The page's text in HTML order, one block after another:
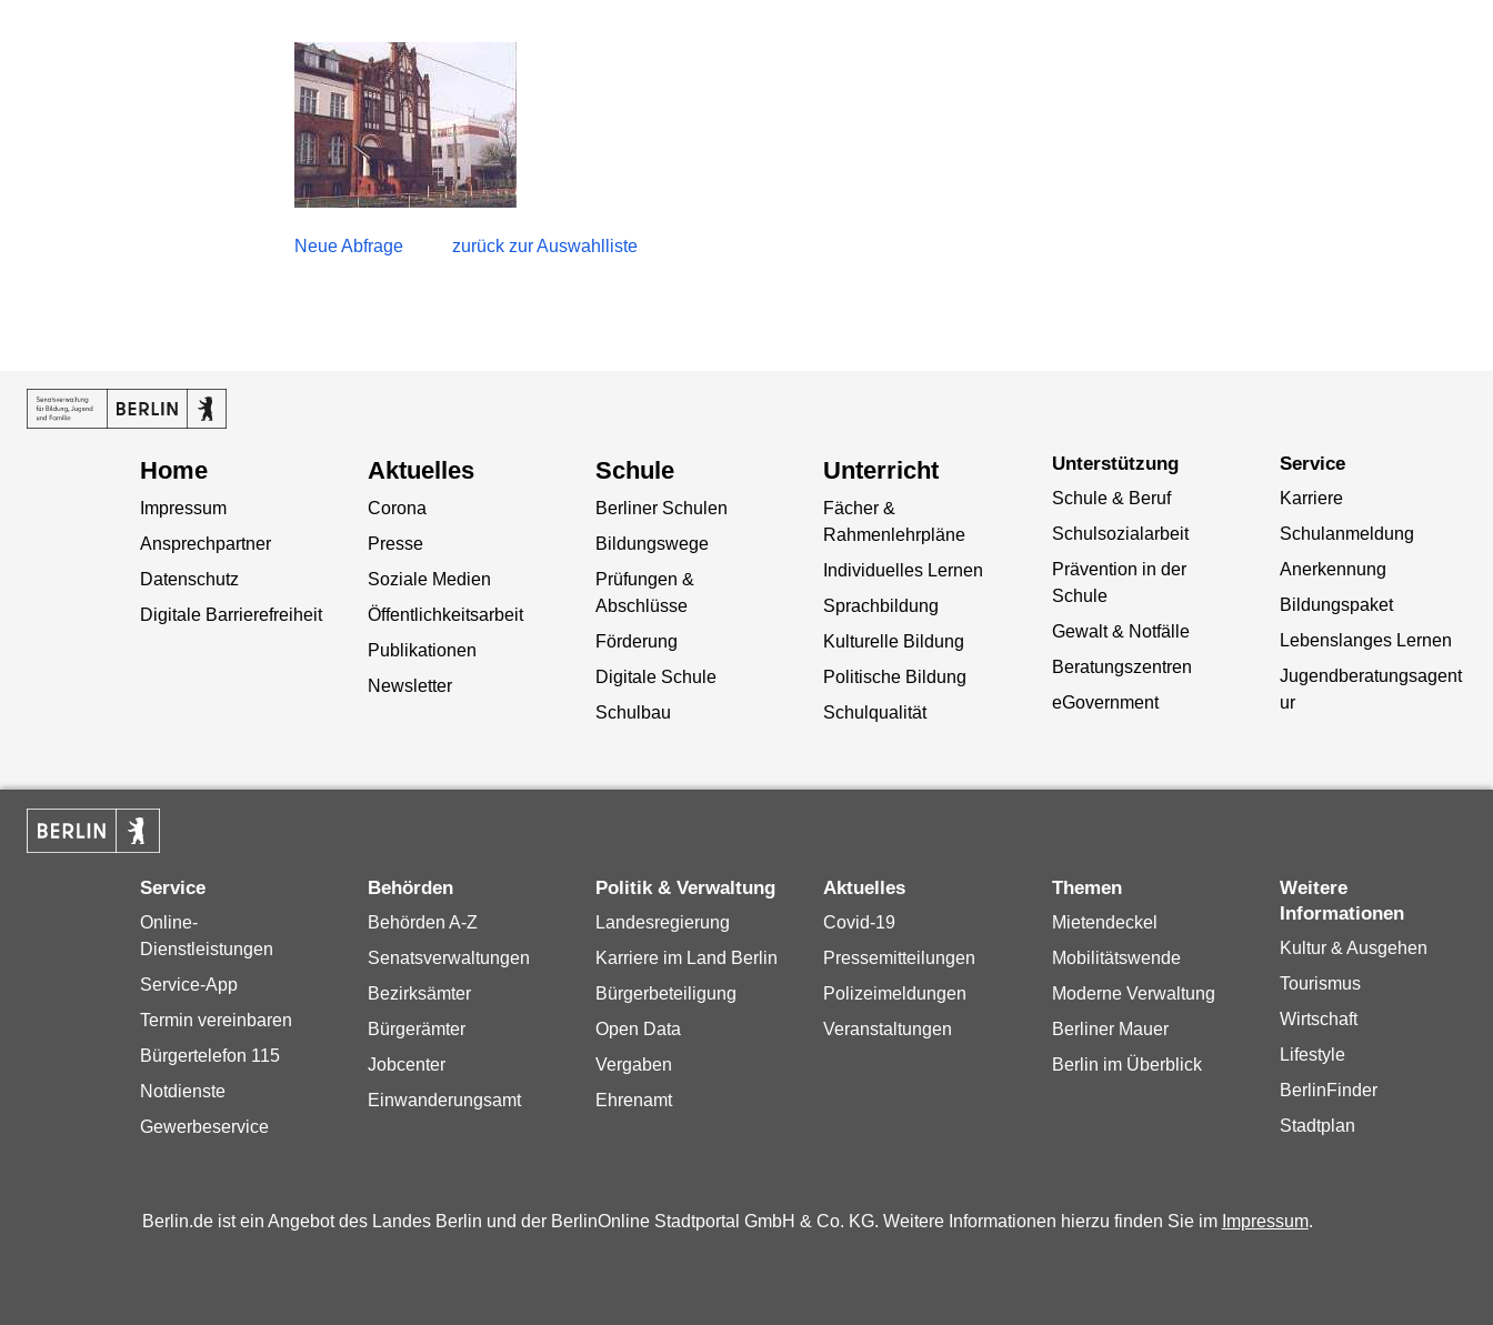
Neue Abfrage zurück zur Auswahlliste
Home
Impressum
Ansprechpartner
Datenschutz
Digitale Barrierefreiheit
Aktuelles
Corona
Presse
Soziale Medien
Öffentlichkeitsarbeit
Publikationen
Newsletter
Schule
Berliner Schulen
Bildungswege
Prüfungen &
Abschlüsse
Förderung
Digitale Schule
Schulbau
Unterricht
Fächer &
Rahmenlehrpläne
Individuelles Lernen
Sprachbildung
Kulturelle Bildung
Politische Bildung
Schulqualität
Unterstützung
Schule & Beruf
Schulsozialarbeit
Prävention in der
Schule
Gewalt & Notfälle
Beratungszentren
eGovernment
Service
Karriere
Schulanmeldung
Anerkennung
Bildungspaket
Lebenslanges Lernen
Jugendberatungsagent
ur
Service
Online-
Dienstleistungen
Service-App
Termin vereinbaren
Bürgertelefon 115
Notdienste
Gewerbeservice
Behörden
Behörden A-Z
Senatsverwaltungen
Bezirksämter
Bürgerämter
Jobcenter
Einwanderungsamt
Politik & Verwaltung
Landesregierung
Karriere im Land Berlin
Bürgerbeteiligung
Open Data
Vergaben
Ehrenamt
Aktuelles
Covid-19
Pressemitteilungen
Polizeimeldungen
Veranstaltungen
Themen
Mietendeckel
Mobilitätswende
Moderne Verwaltung
Berliner Mauer
Berlin im Überblick
Weitere
Informationen
Kultur & Ausgehen
Tourismus
Wirtschaft
Lifestyle
BerlinFinder
Stadtplan
Berlin.de ist ein Angebot des Landes Berlin und der BerlinOnline Stadtportal GmbH & Co. KG. Weitere Informationen hierzu finden Sie im Impressum.